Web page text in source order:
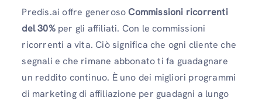
Predis.ai offre generosoCommissioni ricorrenti
del 30%per gli affiliati. Con le commissioni
ricorrenti a vita. Ciò significa che ogni cliente che
segnali e che rimane abbonato ti fa guadagnare
un reddito continuo. È uno dei migliori programmi
di marketing di affiliazione per guadagni a lungo